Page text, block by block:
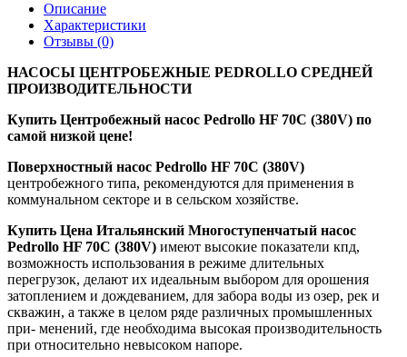
Описание
Характеристики
Отзывы (0)
НАСОСЫ ЦЕНТРОБЕЖНЫЕ PEDROLLO СРЕДНЕЙ
ПРОИЗВОДИТЕЛЬНОСТИ
Купить Центробежный насос Pedrollo HF 70C (380V) по
самой низкой цене!
Поверхностный насос Pedrollo HF 70C (380V)
центробежного типа, рекомендуются для применения в
коммунальном секторе и в сельском хозяйстве.
Купить Цена Итальянский Многоступенчатый насос
Pedrollo HF 70C (380V) имеют высокие показатели кпд,
возможность использования в режиме длительных
перегрузок, делают их идеальным выбором для орошения
затоплением и дождеванием, для забора воды из озер, рек и
скважин, а также в целом ряде различных промышленных
при- менений, где необходима высокая производительность
при относительно невысоком напоре.